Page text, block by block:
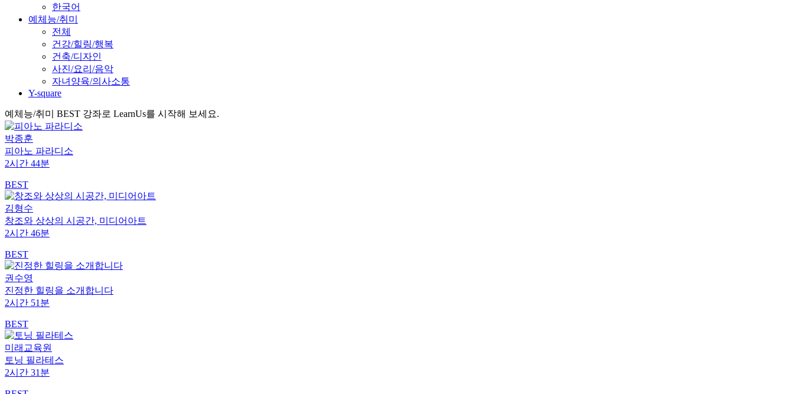
한국어
예체능/취미
전체
건강/힐링/행복
건축/디자인
사진/요리/음악
자녀양육/의사소통
Y-square
예체능/취미 BEST 강좌로 LearnUs를 시작해 보세요.
박종훈
피아노 파라디소
2시간 44분
BEST
김형수
창조와 상상의 시공간, 미디어아트
2시간 46분
BEST
권수영
진정한 힐링을 소개합니다
2시간 51분
BEST
미래교육원
토닝 필라테스
2시간 31분